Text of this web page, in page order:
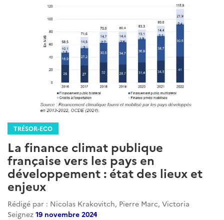
TRÉSOR-ECO
La finance climat publique
française vers les pays en
développement : état des lieux et
enjeux
Rédigé par : Nicolas Krakovitch, Pierre Marc, Victoria
Seignez 19 novembre 2024